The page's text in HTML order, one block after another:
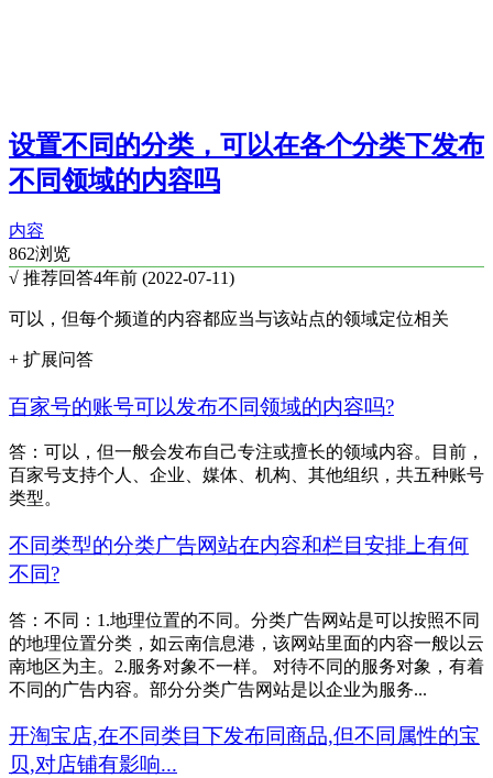
设置不同的分类，可以在各个分类下发布
不同领域的内容吗
内容
862浏览
√ 推荐回答4年前 (2022-07-11)
可以，但每个频道的内容都应当与该站点的领域定位相关
+ 扩展问答
百家号的账号可以发布不同领域的内容吗?
答：可以，但一般会发布自己专注或擅长的领域内容。目前，
百家号支持个人、企业、媒体、机构、其他组织，共五种账号
类型。
不同类型的分类广告网站在内容和栏目安排上有何
不同?
答：不同：1.地理位置的不同。分类广告网站是可以按照不同
的地理位置分类，如云南信息港，该网站里面的内容一般以云
南地区为主。2.服务对象不一样。 对待不同的服务对象，有着
不同的广告内容。部分分类广告网站是以企业为服务...
开淘宝店,在不同类目下发布同商品,但不同属性的宝
贝,对店铺有影响...